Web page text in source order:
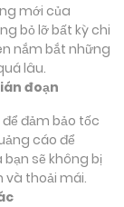
mới của
bỏ lỡ bất kỳ chi
nắm bắt những
lâu.
đoạn
đảm bảo tốc
cáo để
sẽ không bị
và thoải mái.